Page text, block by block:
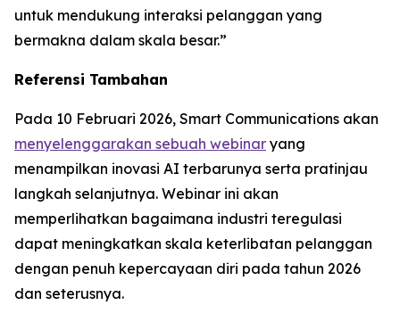
untuk mendukung interaksi pelanggan yang
bermakna dalam skala besar.”
Referensi Tambahan
Pada 10 Februari 2026, Smart Communications akan
menyelenggarakan sebuah webinar yang
menampilkan inovasi AI terbarunya serta pratinjau
langkah selanjutnya. Webinar ini akan
memperlihatkan bagaimana industri teregulasi
dapat meningkatkan skala keterlibatan pelanggan
dengan penuh kepercayaan diri pada tahun 2026
dan seterusnya.